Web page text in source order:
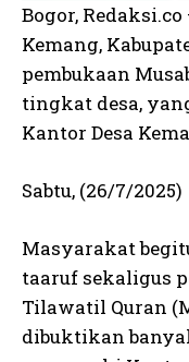
Bogor,
Kemang,
pembukaan
tingkat desa,
Kantor Desa
Sabtu, (26/7/2025)
Masyarakat
taaruf sekaligus
Tilawatil Quran
dibuktikan